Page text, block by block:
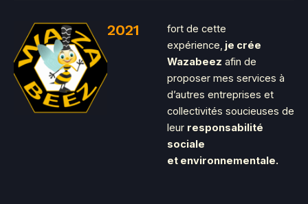
2021
fort de cette
expérience, je crée
Wazabeez afin de
proposer mes services à
d’autres entreprises et
collectivités soucieuses de
leur responsabilité
sociale
et environnementale.